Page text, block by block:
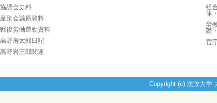
協調会史料
産別会議原資料
戦後労働運動資料
高野房太郎日記
高野岩三郎関連
組
体
労
際
官
Copyright (c) 法政大学